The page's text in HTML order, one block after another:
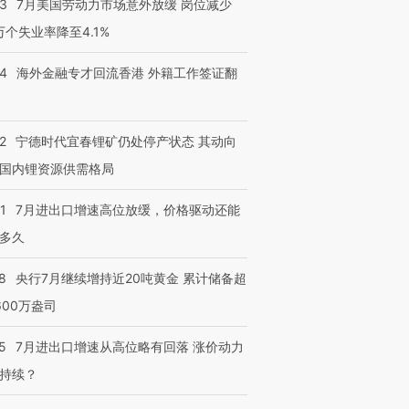
有意思的生活方式·第三对 住三大增长引擎是什么？
7月美国劳动力市场意外放缓 岗位减少
个失业率降至4.1%
海外金融专才回流香港 外籍工作签证翻
宁德时代宜春锂矿仍处停产状态 其动向
内锂资源供需格局
7月进出口增速高位放缓，价格驱动还能
久
央行7月继续增持近20吨黄金 累计储备超
万盎司
7月进出口增速从高位略有回落 涨价动力
续？